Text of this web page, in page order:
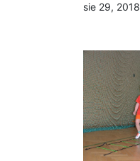
sie 29, 2018